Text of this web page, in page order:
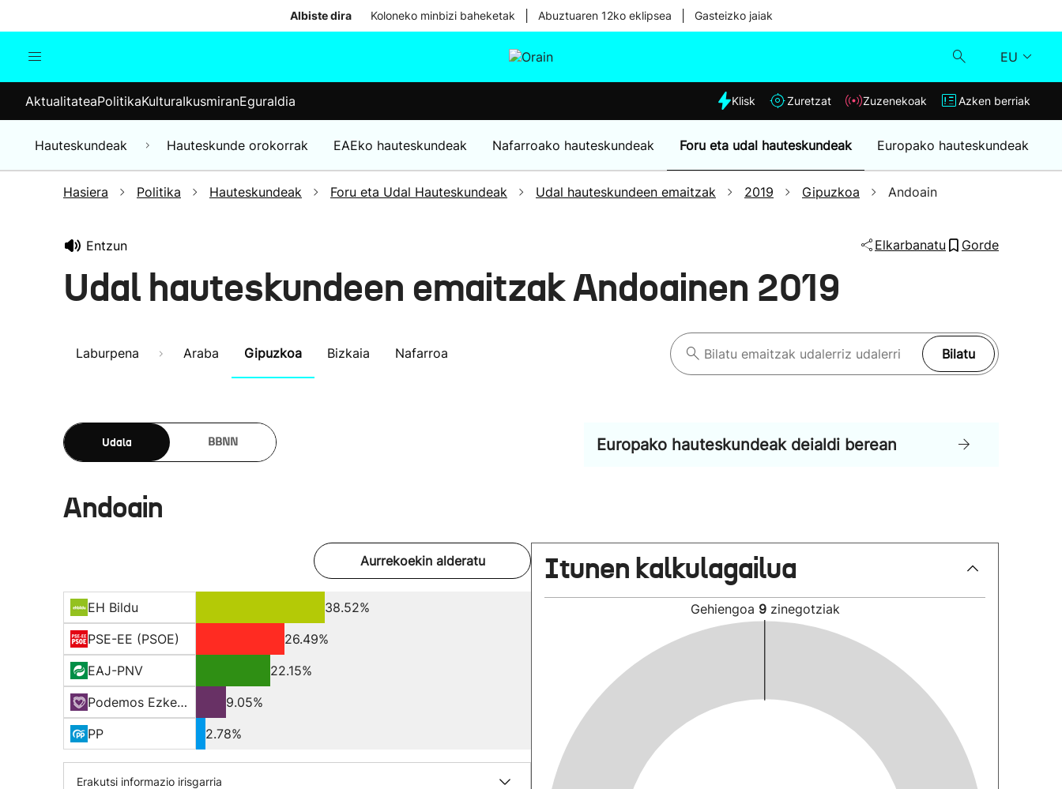
Albiste dira Koloneko minbizi baheketak Abuztuaren 12ko eklipsea Gasteizko jaiak
EU
Munduko albisteak
Hauteskundeak
Eguraldia
Klisk
Zuzenekoak
Azken berriak
AktualitateaPolitikaKulturaIkusmiranEguraldia Klisk Zuretzat Zuzenekoak Azken berriak
Hauteskundeak Hauteskunde orokorrak EAEko hauteskundeak Nafarroako hauteskundeak Foru eta udal hauteskundeak Europako hauteskundeak
Hasiera Politika Hauteskundeak Foru eta Udal Hauteskundeak Udal hauteskundeen emaitzak 2019 Gipuzkoa Andoain
Entzun Elkarbanatu Gorde
Udal hauteskundeen emaitzak Andoainen 2019
Laburpena Araba Gipuzkoa Bizkaia Nafarroa Bilatu
Udala BBNN Europako hauteskundeak deialdi berean
Andoain
Aurrekoekin alderatu
EH Bildu
38.52%
PSE-EE (PSOE)
26.49%
EAJ-PNV
22.15%
Podemos Ezker Anitz
9.05%
PP
2.78%
Erakutsi informazio irisgarria
Itunen kalkulagailua
Gehiengoa 9 zinegotziak